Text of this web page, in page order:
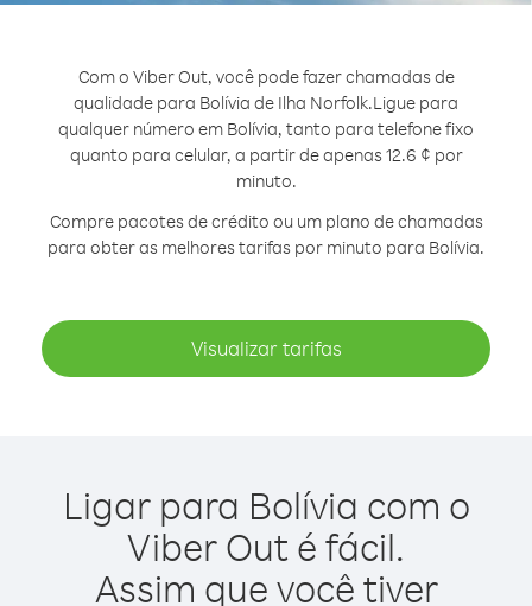
Com o Viber Out, você pode fazer chamadas de
qualidade para Bolívia de Ilha Norfolk.Ligue para
qualquer número em Bolívia, tanto para telefone fixo
quanto para celular, a partir de apenas 12.6 ¢ por
minuto.
Compre pacotes de crédito ou um plano de chamadas
para obter as melhores tarifas por minuto para Bolívia.
Visualizar tarifas
Ligar para Bolívia com o
Viber Out é fácil.
Assim que você tiver